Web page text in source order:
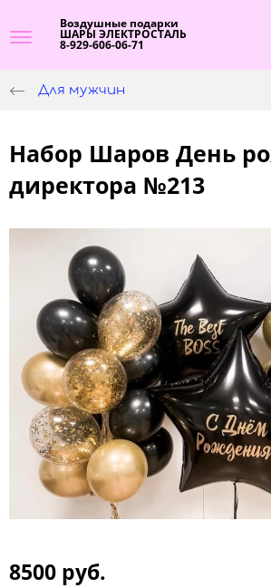
Воздушные подарки
ШАРЫ ЭЛЕКТРОСТАЛЬ
8-929-606-06-71
Для мужчин
Набор Шаров День
директора №213
8500 руб.